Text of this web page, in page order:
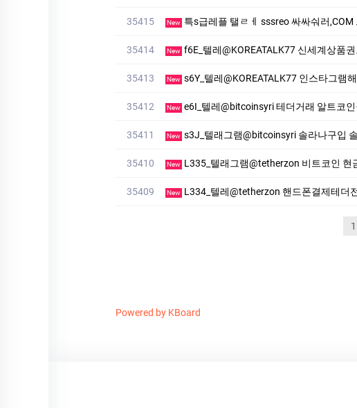
35415 New 특s급레플 탤ㄹㅔ sssreo 싸싸숴러,COM 프
35414 New f6E_텔레@KOREATALK77 신세계상품
35413 New s6Y_텔레@KOREATALK77 인스타그램
35412 New e6I_텔레@bitcoinsyri 테더거래 알트코
35411 New s3J_텔래그램@bitcoinsyri 솔라나구입
35410 New L335_텔래그램@tetherzon 비트코인 현
35409 New L334_텔레@tetherzon 핸드폰결제테더
1
Powered by KBoard